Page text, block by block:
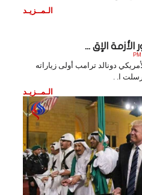
الـمــزيـد
الإق ...
دونالد ترامب أولى زياراته
ا. .
الـمــزيـد